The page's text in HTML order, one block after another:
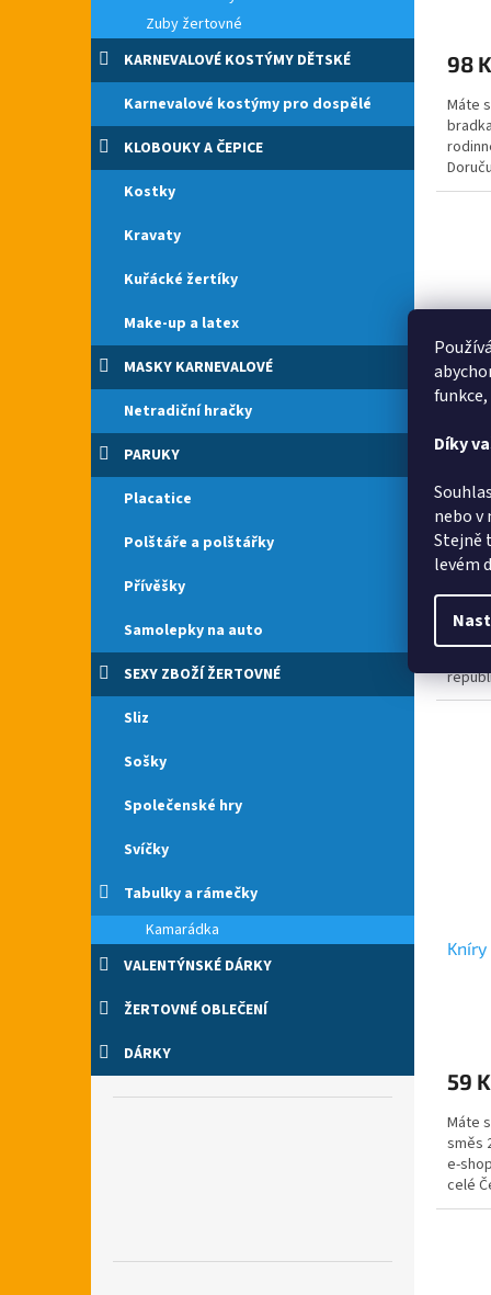
Díky
nebo v
Stejně
levém
Zuby žertovné
KARNEVALOVÉ KOSTÝMY DĚTSKÉ
Karnevalové kostýmy pro dospělé
KLOBOUKY A ČEPICE
Kostky
Kravaty
Kuřácké žertíky
Make-up a latex
MASKY KARNEVALOVÉ
Netradiční hračky
PARUKY
Placatice
Polštáře a polštářky
Přívěšky
Samolepky na auto
SEXY ZBOŽÍ ŽERTOVNÉ
Sliz
Sošky
Společenské hry
Svíčky
Tabulky a rámečky
Kamarádka
VALENTÝNSKÉ DÁRKY
ŽERTOVNÉ OBLEČENÍ
DÁRKY
98
Máte
116
Máte
59
Máte
směs
e-
celé